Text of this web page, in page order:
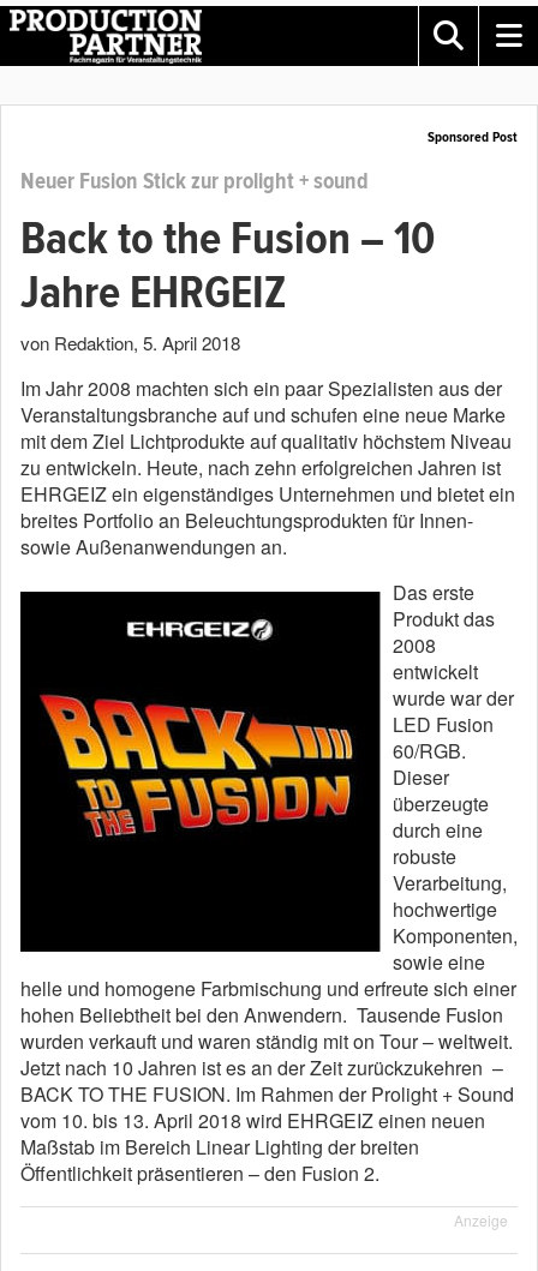
Sponsored Post
Neuer Fusion Stick zur prolight + sound
Back to the Fusion – 10
Jahre EHRGEIZ
von Redaktion, 5. April 2018
Im Jahr 2008 machten sich ein paar Spezialisten aus der
Veranstaltungsbranche auf und schufen eine neue Marke
mit dem Ziel Lichtprodukte auf qualitativ höchstem Niveau
zu entwickeln. Heute, nach zehn erfolgreichen Jahren ist
EHRGEIZ ein eigenständiges Unternehmen und bietet ein
breites Portfolio an Beleuchtungsprodukten für Innen-
sowie Außenanwendungen an.
Das erste
Produkt das
2008
entwickelt
wurde war der
LED Fusion
60/RGB.
Dieser
überzeugte
durch eine
robuste
Verarbeitung,
hochwertige
Komponenten,
sowie eine
helle und homogene Farbmischung und erfreute sich einer
hohen Beliebtheit bei den Anwendern. Tausende Fusion
wurden verkauft und waren ständig mit on Tour – weltweit.
Jetzt nach 10 Jahren ist es an der Zeit zurückzukehren –
BACK TO THE FUSION. Im Rahmen der Prolight + Sound
vom 10. bis 13. April 2018 wird EHRGEIZ einen neuen
Maßstab im Bereich Linear Lighting der breiten
Öffentlichkeit präsentieren – den Fusion 2.
Anzeige